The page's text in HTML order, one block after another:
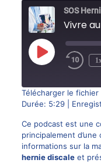
SOS
Vivre
Play
Episode
RSS FEED
LINK
Télécharger le fichier|
Durée: 5:29|
Ce podcast est une
principalement
informations sur la
hernie discaleet